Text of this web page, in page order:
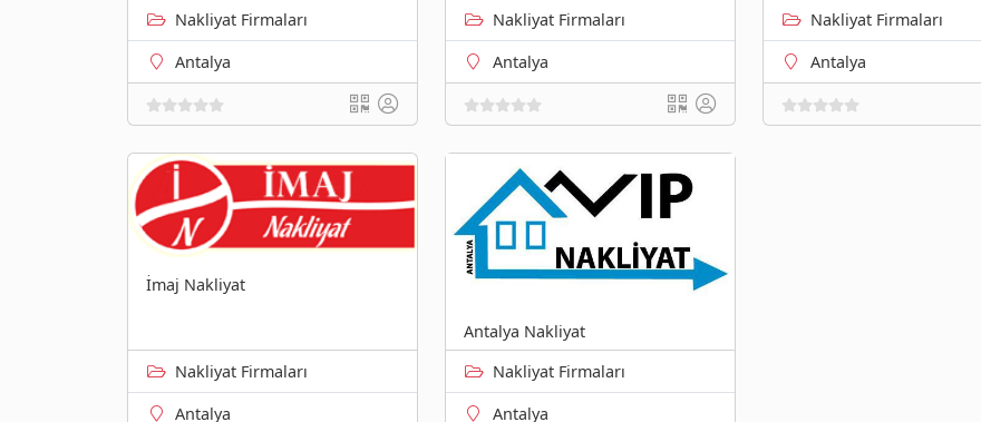
Nakliyat Firmaları
Antalya
Nakliyat Firmaları
Antalya
Nakliyat Firmaları
Antalya
İmaj Nakliyat
Nakliyat Firmaları
Antalya
Antalya Nakliyat
Nakliyat Firmaları
Antalya